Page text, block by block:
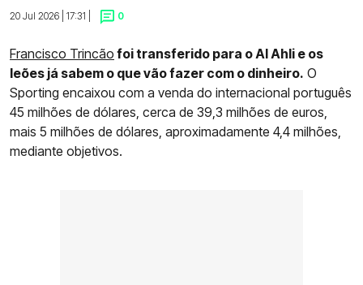
20 Jul 2026 | 17:31 |
0
Francisco Trincão foi transferido para o Al Ahli e os
leões já sabem o que vão fazer com o dinheiro. O
Sporting encaixou com a venda do internacional português
45 milhões de dólares, cerca de 39,3 milhões de euros,
mais 5 milhões de dólares, aproximadamente 4,4 milhões,
mediante objetivos.